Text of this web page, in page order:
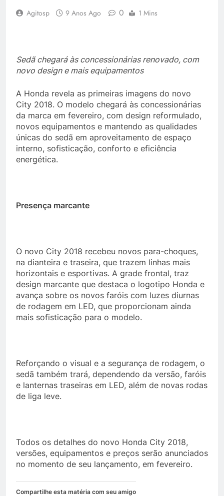
Agitosp 9 Anos Ago 0 1 Mins
Sedã chegará às concessionárias renovado, com
novo design e mais equipamentos
A Honda revela as primeiras imagens do novo
City 2018. O modelo chegará às concessionárias
da marca em fevereiro, com design reformulado,
novos equipamentos e mantendo as qualidades
únicas do sedã em aproveitamento de espaço
interno, sofisticação, conforto e eficiência
energética.
Presença marcante
O novo City 2018 recebeu novos para-choques,
na dianteira e traseira, que trazem linhas mais
horizontais e esportivas. A grade frontal, traz
design marcante que destaca o logotipo Honda e
avança sobre os novos faróis com luzes diurnas
de rodagem em LED, que proporcionam ainda
mais sofisticação para o modelo.
Reforçando o visual e a segurança de rodagem, o
sedã também trará, dependendo da versão, faróis
e lanternas traseiras em LED, além de novas rodas
de liga leve.
Todos os detalhes do novo Honda City 2018,
versões, equipamentos e preços serão anunciados
no momento de seu lançamento, em fevereiro.
Compartilhe esta matéria com seu amigo